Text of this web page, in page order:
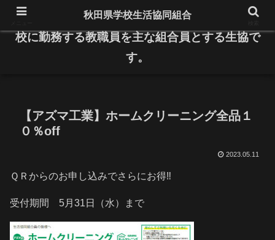
県内の公立小・中学校と高等学校、特別支援学
校に勤務する教職員を主な組合員とする生協で
す。
【アズマ工業】ホームクリーニング全品１
０％off
2023.05.11
ＱＲからのお申し込みでさらにお得‼
受付期間 5月31日（水）まで
秋田県学校生活協同組合